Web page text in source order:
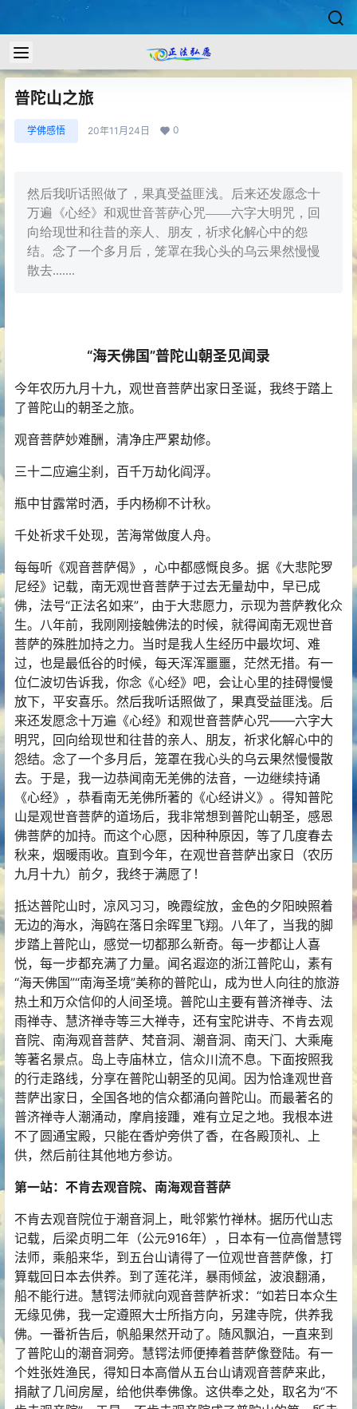
普陀山之旅
学佛感悟 20年11月24日 0
然后我听话照做了，果真受益匪浅。后来还发愿念十
万遍《心经》和观世音菩萨心咒——六字大明咒，回
向给现世和往昔的亲人、朋友，祈求化解心中的怨
结。念了一个多月后，笼罩在我心头的乌云果然慢慢
散去.......
“海天佛国”普陀山朝圣见闻录
今年农历九月十九，观世音菩萨出家日圣诞，我终于踏上
了普陀山的朝圣之旅。
观音菩萨妙难酬，清净庄严累劫修。
三十二应遍尘刹，百千万劫化阎浮。
瓶中甘露常时洒，手内杨柳不计秋。
千处祈求千处现，苦海常做度人舟。
每每听《观音菩萨偈》，心中都感慨良多。据《大悲陀罗
尼经》记载，南无观世音菩萨于过去无量劫中，早已成
佛，法号“正法名如来”，由于大悲愿力，示现为菩萨教化众
生。八年前，我刚刚接触佛法的时候，就得闻南无观世音
菩萨的殊胜加持之力。当时是我人生经历中最坎坷、难
过，也是最低谷的时候，每天浑浑噩噩，茫然无措。有一
位仁波切告诉我，你念《心经》吧，会让心里的挂碍慢慢
放下，平安喜乐。然后我听话照做了，果真受益匪浅。后
来还发愿念十万遍《心经》和观世音菩萨心咒——六字大
明咒，回向给现世和往昔的亲人、朋友，祈求化解心中的
怨结。念了一个多月后，笼罩在我心头的乌云果然慢慢散
去。于是，我一边恭闻南无羌佛的法音，一边继续持诵
《心经》，恭看南无羌佛所著的《心经讲义》。得知普陀
山是观世音菩萨的道场后，我非常想到普陀山朝圣，感恩
佛菩萨的加持。而这个心愿，因种种原因，等了几度春去
秋来，烟暖雨收。直到今年，在观世音菩萨出家日（农历
九月十九）前夕，我终于满愿了！
抵达普陀山时，凉风习习，晚霞绽放，金色的夕阳映照着
无边的海水，海鸥在落日余晖里飞翔。八年了，当我的脚
步踏上普陀山，感觉一切都那么新奇。每一步都让人喜
悦，每一步都充满了力量。闻名遐迩的浙江普陀山，素有
“海天佛国”“南海圣境”美称的普陀山，成为世人向往的旅游
热土和万众信仰的人间圣境。普陀山主要有普济禅寺、法
雨禅寺、慧济禅寺等三大禅寺，还有宝陀讲寺、不肯去观
音院、南海观音菩萨、梵音洞、潮音洞、南天门、大乘庵
等著名景点。岛上寺庙林立，信众川流不息。下面按照我
的行走路线，分享在普陀山朝圣的见闻。因为恰逢观世音
菩萨出家日，全国各地的信众都涌向普陀山。而最著名的
普济禅寺人潮涌动，摩肩接踵，难有立足之地。我根本进
不了圆通宝殿，只能在香炉旁供了香，在各殿顶礼、上
供，然后前往其他地方参访。
第一站：不肯去观音院、南海观音菩萨
不肯去观音院位于潮音洞上，毗邻紫竹禅林。据历代山志
记载，后梁贞明二年（公元916年），日本有一位高僧慧锷
法师，乘船来华，到五台山请得了一位观世音菩萨像，打
算载回日本去供养。到了莲花洋，暴雨倾盆，波浪翻涌，
船不能行进。慧锷法师就向观音菩萨祈求：“如若日本众生
无缘见佛，我一定遵照大士所指方向，另建寺院，供养我
佛。一番祈告后，帆船果然开动了。随风飘泊，一直来到
了普陀山的潮音洞旁。慧锷法师便捧着菩萨像登陆。有一
个姓张姓渔民，得知日本高僧从五台山请观音菩萨来此，
捐献了几间房屋，给他供奉佛像。这供奉之处，取名为“不